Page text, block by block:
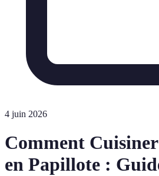
4 juin 2026
Comment
en Papillote :